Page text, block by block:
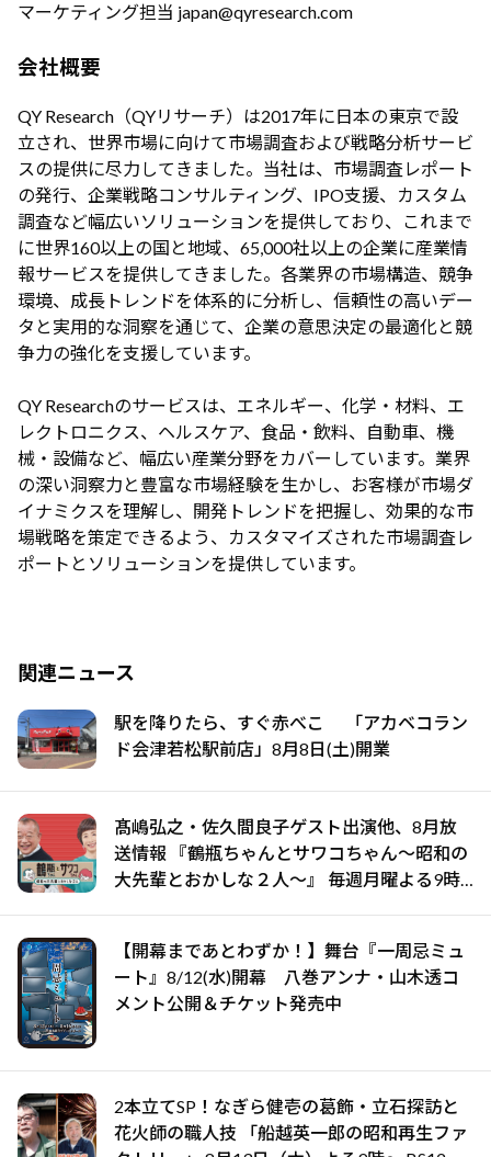
マーケティング担当 japan@qyresearch.com
会社概要
QY Research（QYリサーチ）は2017年に日本の東京で設
立され、世界市場に向けて市場調査および戦略分析サービ
スの提供に尽力してきました。当社は、市場調査レポート
の発行、企業戦略コンサルティング、IPO支援、カスタム
調査など幅広いソリューションを提供しており、これまで
に世界160以上の国と地域、65,000社以上の企業に産業情
報サービスを提供してきました。各業界の市場構造、競争
環境、成長トレンドを体系的に分析し、信頼性の高いデー
タと実用的な洞察を通じて、企業の意思決定の最適化と競
争力の強化を支援しています。
QY Researchのサービスは、エネルギー、化学・材料、エ
レクトロニクス、ヘルスケア、食品・飲料、自動車、機
械・設備など、幅広い産業分野をカバーしています。業界
の深い洞察力と豊富な市場経験を生かし、お客様が市場ダ
イナミクスを理解し、開発トレンドを把握し、効果的な市
場戦略を策定できるよう、カスタマイズされた市場調査レ
ポートとソリューションを提供しています。
関連ニュース
駅を降りたら、すぐ赤べこ 「アカベコラン
ド会津若松駅前店」8月8日(土)開業
髙嶋弘之・佐久間良子ゲスト出演他、8月放
送情報 『鶴瓶ちゃんとサワコちゃん～昭和の
大先輩とおかしな２人～』 毎週月曜よる9時
【開幕まであとわずか！】舞台『一周忌ミュ
ート』8/12(水)開幕 八巻アンナ・山木透コ
メント公開＆チケット発売中
2本立てSP！なぎら健壱の葛飾・立石探訪と
花火師の職人技 「船越英一郎の昭和再生ファ